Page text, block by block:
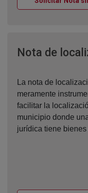
Nota de
La nota de
meramente
facilitar la
municipio donde
jurídica tiene